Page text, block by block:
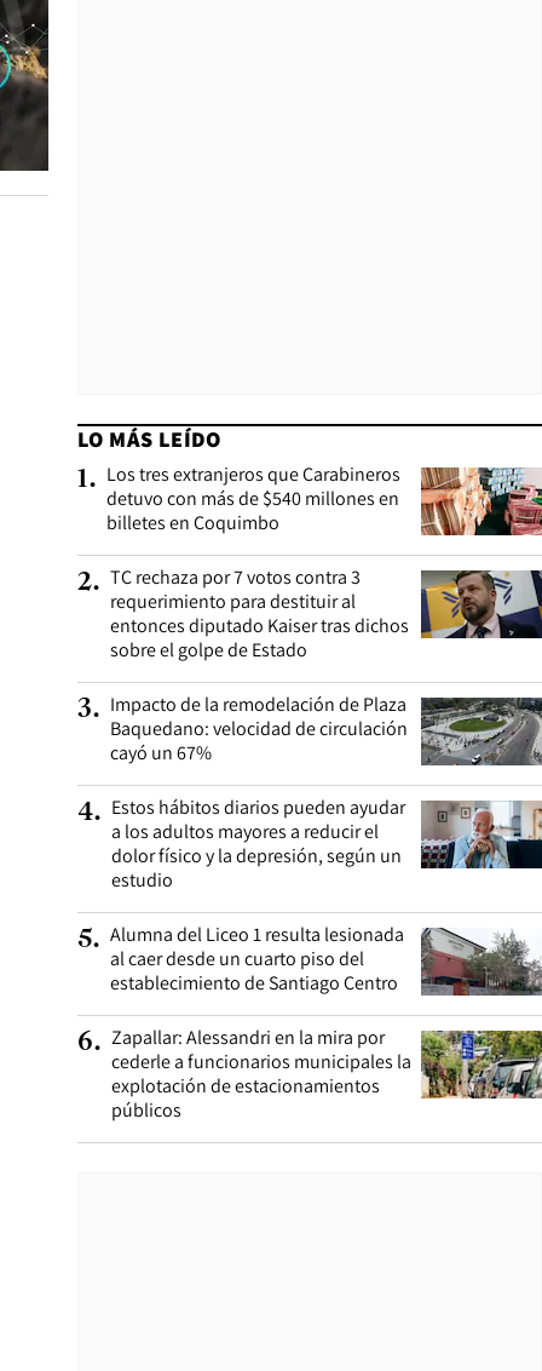
LO MÁS LEÍDO
1. Los tres extranjeros que Carabineros
detuvo con más de $540 millones en
billetes en Coquimbo
2. TC rechaza por 7 votos contra 3
requerimiento para destituir al
entonces diputado Kaiser tras dichos
sobre el golpe de Estado
3. Impacto de la remodelación de Plaza
Baquedano: velocidad de circulación
cayó un 67%
4. Estos hábitos diarios pueden ayudar
a los adultos mayores a reducir el
dolor físico y la depresión, según un
estudio
5. Alumna del Liceo 1 resulta lesionada
al caer desde un cuarto piso del
establecimiento de Santiago Centro
6. Zapallar: Alessandri en la mira por
cederle a funcionarios municipales la
explotación de estacionamientos
públicos